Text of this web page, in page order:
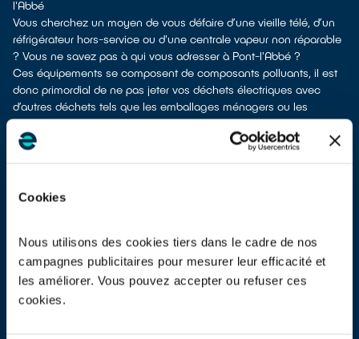
Cookies
Nous utilisons des cookies tiers dans le cadre de nos
campagnes publicitaires pour mesurer leur efficacité et
les améliorer. Vous pouvez accepter ou refuser ces
cookies.
l'Abbé
Vous cherchez un moyen de vous défaire d’une vieille télé, d’un
réfrigérateur hors-service ou d'une centrale vapeur non réparable
? Vous ne savez pas à qui vous adresser à Pont-l'Abbé ?
Ces équipements se composent de composants polluants, il est
donc primordial de ne pas jeter vos déchets électriques avec
d’autres déchets tels que les emballages ménagers ou les
déchets non recyclables. Cela rendrait impossible leur dépollution
et leur recyclage.
Différents choix s'offrent à vous :
apport en déchetterie
reprise à la livraisonsi vous vous faites livrer un appareil de
même type
parfois même sans condition d’achat selon
les points de vente